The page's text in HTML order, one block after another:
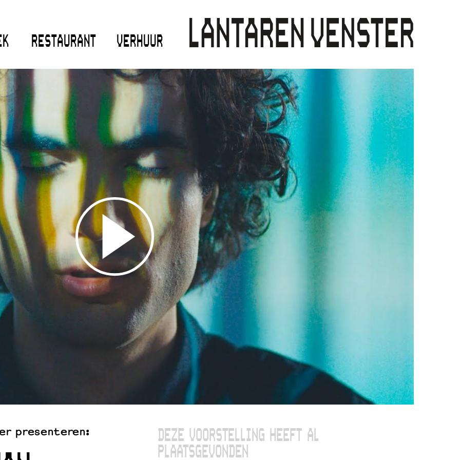
RESTAURANT VERHUUR
presenteren:
DEZE VOORSTELLING HEEFT AL
PLAATSGEVONDEN